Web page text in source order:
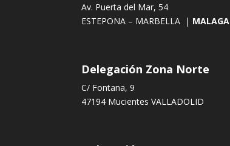
Av. Puerta del Mar, 54
ESTEPONA – MARBELLA | MALAGA
Delegación Zona Norte
C/ Fontana, 9
47194 Mucientes VALLADOLID